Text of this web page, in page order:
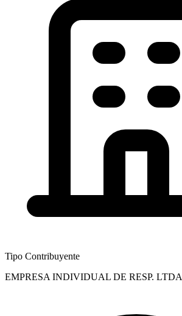
Tipo Contribuyente
EMPRESA INDIVIDUAL DE RESP. LTDA